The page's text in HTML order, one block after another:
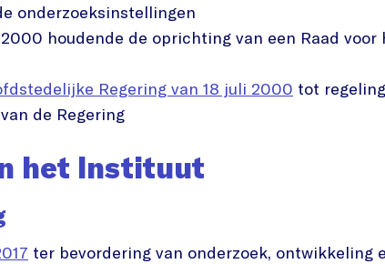
onderzoeksinstellingen
houdende de oprichting van een Raad
Regering van 18 juli 2000 tot
de Regering
het Instituut
ter bevordering van onderzoek,